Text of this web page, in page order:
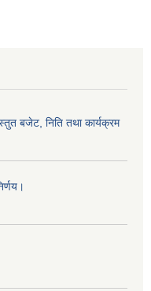
बजेट, निति तथा कार्यक्रम